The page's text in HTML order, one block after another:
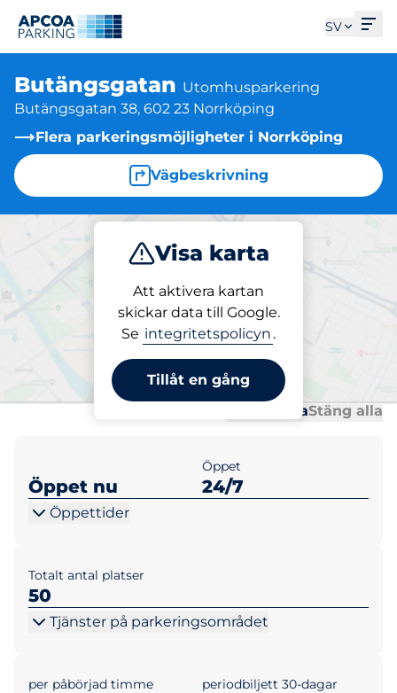
SV
Butängsgatan Utomhusparkering
Butängsgatan 38, 602 23 Norrköping
Flera parkeringsmöjligheter i Norrköping
Vägbeskrivning
Visa karta
Att aktivera kartan
skickar data till Google.
Se integritetspolicyn .
Tillåt en gång
Parkera
Parkering på plats
Butängsgatan
Öppna allaStäng alla
Öppet nu
Öppet
24/7
Öppettider
Totalt antal platser
50
Tjänster på parkeringsområdet
per påbörjad timme periodbiljett 30-dagar